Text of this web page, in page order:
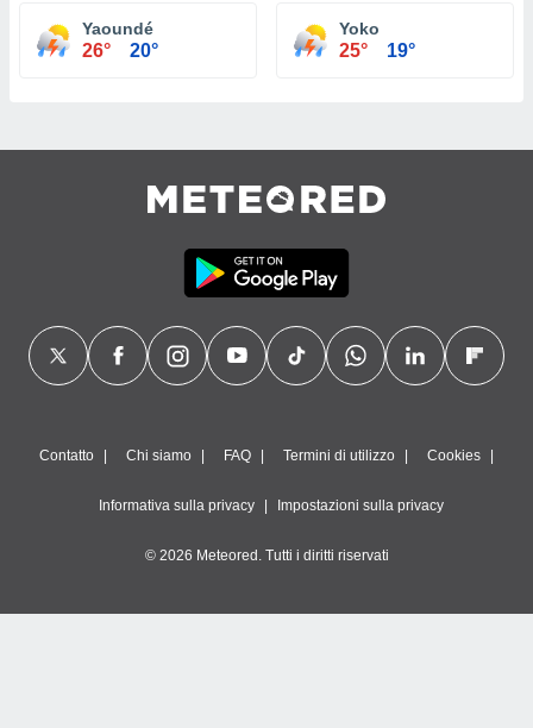
Yaoundé
26° 20°
Yoko
25° 19°
Contatto Chi siamo FAQ Termini di utilizzo Cookies
Informativa sulla privacy Impostazioni sulla privacy
© 2026 Meteored. Tutti i diritti riservati